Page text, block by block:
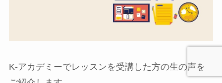
K-アカデミーでレッスンを受講した方の生の声を